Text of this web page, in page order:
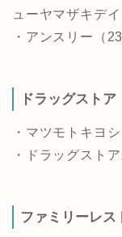
ューヤマザキデ
・アンスリー（23
ドラッグストア
・マツモトキヨ
・ドラッグスト
ファミリーレス